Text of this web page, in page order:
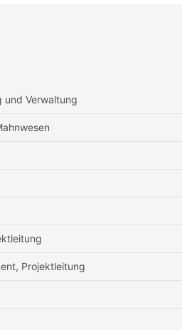
und Verwaltung
Projektleitung